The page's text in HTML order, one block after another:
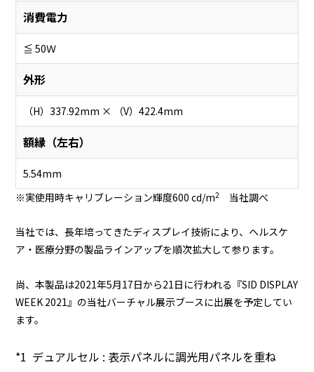
消費電力
≦ 50Ｗ
外形
（H）337.92mm × （V）422.4mm
額縁（左右）
5.54mm
※実使用時キャリブレーション輝度600 cd/m2 当社調べ
当社では、長年培ってきたディスプレイ技術により、ヘルスケ
ア・医療分野の製品ラインアップを順次拡大して参ります。
尚、本製品は2021年5月17日から21日に行われる『SID DISPLAY
WEEK 2021』の当社バーチャル展示ブースに出展を予定してい
ます。
デュアルセル : 表示パネルに調光用パネルを重ね